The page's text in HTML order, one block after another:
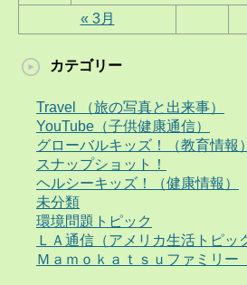
« 3月
カテゴリー
Travel （旅の写真と出来事）
YouTube（子供健康通信）
グローバルキッズ！（教育情報）
スナップショット！
ヘルシーキッズ！（健康情報）
未分類
環境問題トピック
ＬＡ通信（アメリカ生活トピッ
Ｍａｍｏｋａｔｓｕファミリー